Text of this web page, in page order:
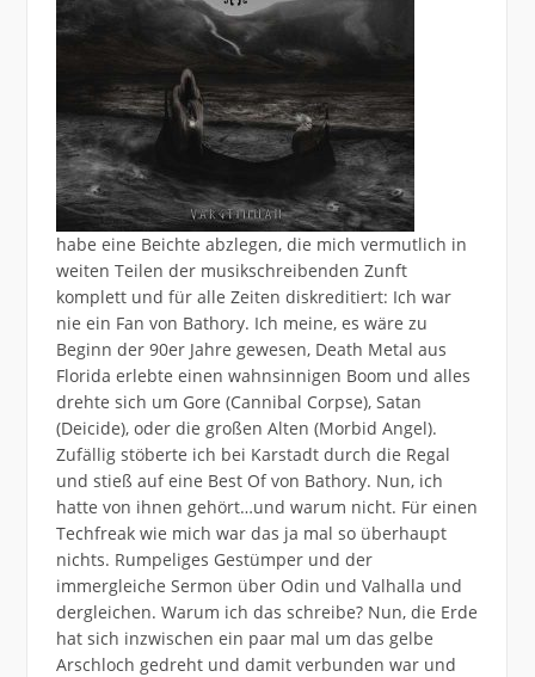
habe eine Beichte abzlegen, die mich vermutlich in
weiten Teilen der musikschreibenden Zunft
komplett und für alle Zeiten diskreditiert: Ich war
nie ein Fan von Bathory. Ich meine, es wäre zu
Beginn der 90er Jahre gewesen, Death Metal aus
Florida erlebte einen wahnsinnigen Boom und alles
drehte sich um Gore (Cannibal Corpse), Satan
(Deicide), oder die großen Alten (Morbid Angel).
Zufällig stöberte ich bei Karstadt durch die Regal
und stieß auf eine Best Of von Bathory. Nun, ich
hatte von ihnen gehört…und warum nicht. Für einen
Techfreak wie mich war das ja mal so überhaupt
nichts. Rumpeliges Gestümper und der
immergleiche Sermon über Odin und Valhalla und
dergleichen. Warum ich das schreibe? Nun, die Erde
hat sich inzwischen ein paar mal um das gelbe
Arschloch gedreht und damit verbunden war und